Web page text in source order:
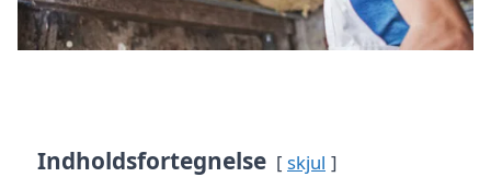
Indholdsfortegnelse skjul